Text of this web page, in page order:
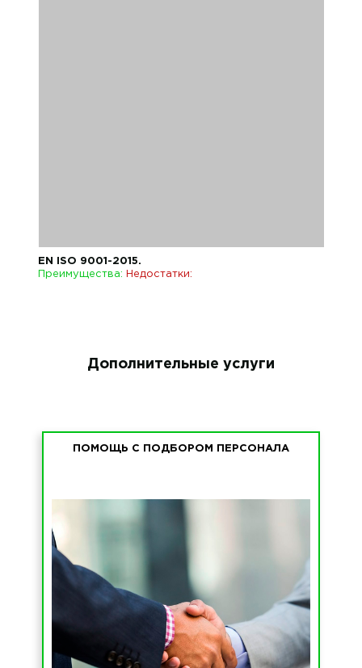
EN ISO 9001-2015.
Преимущества:
Недостатки:
Дополнительные услуги
ПОМОЩЬ С ПОДБОРОМ ПЕРСОНАЛА